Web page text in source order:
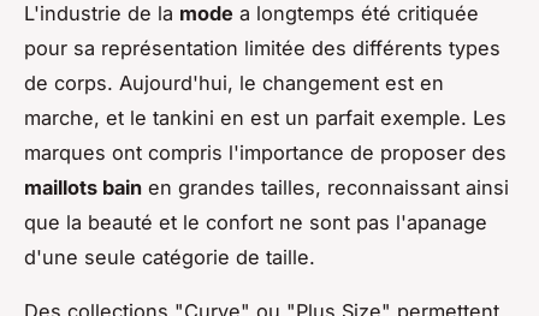
L'industrie de la mode a longtemps été critiquée
pour sa représentation limitée des différents types
de corps. Aujourd'hui, le changement est en
marche, et le tankini en est un parfait exemple. Les
marques ont compris l'importance de proposer des
maillots bain en grandes tailles, reconnaissant ainsi
que la beauté et le confort ne sont pas l'apanage
d'une seule catégorie de taille.